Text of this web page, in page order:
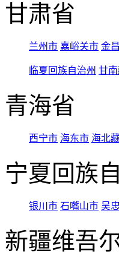
甘肃省
兰州市 嘉峪关市 金
临夏回族自治州 甘
青海省
西宁市 海东市 海北
宁夏回族
银川市 石嘴山市 吴
新疆维吾